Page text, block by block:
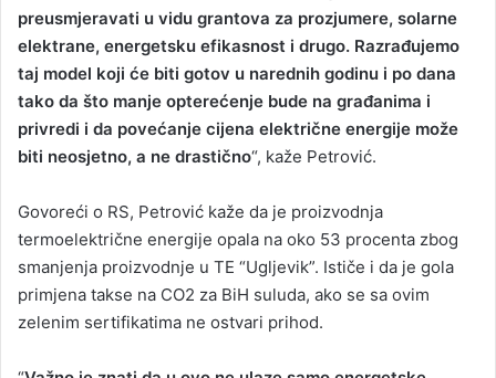
preusmjeravati u vidu grantova za prozjumere, solarne
elektrane, energetsku efikasnost i drugo. Razrađujemo
taj model koji će biti gotov u narednih godinu i po dana
tako da što manje opterećenje bude na građanima i
privredi i da povećanje cijena električne energije može
biti neosjetno, a ne drastično“, kaže Petrović.
Govoreći o RS, Petrović kaže da je proizvodnja
termoelektrične energije opala na oko 53 procenta zbog
smanjenja proizvodnje u TE “Ugljevik”. Ističe i da je gola
primjena takse na CO2 za BiH suluda, ako se sa ovim
zelenim sertifikatima ne ostvari prihod.